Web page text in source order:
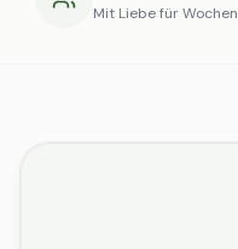
Mit Liebe für